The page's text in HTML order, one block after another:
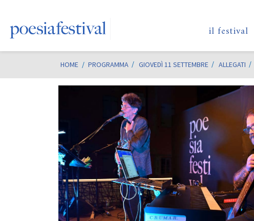
il festival
HOME / PROGRAMMA GIOVEDÌ 11 SETTEMBRE ALLEGATI